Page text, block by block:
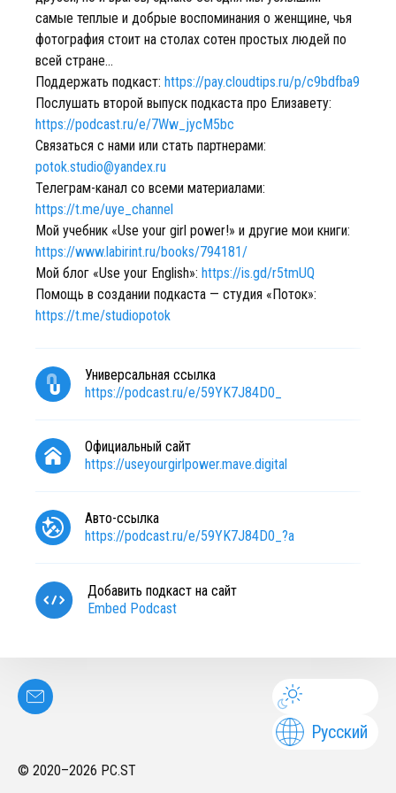
самые теплые и добрые воспоминания о женщине, чья
фотография стоит на столах сотен простых людей по
всей стране...
Поддержать подкаст: https://pay.cloudtips.ru/p/c9bdfba9
Послушать второй выпуск подкаста про Елизавету:
https://podcast.ru/e/7Ww_jycM5bc
Связаться с нами или стать партнерами:
potok.studio@yandex.ru
Телеграм-канал со всеми материалами:
https://t.me/uye_channel
Мой учебник «Use your girl power!» и другие мои книги:
https://www.labirint.ru/books/794181/
Мой блог «Use your English»: https://is.gd/r5tmUQ
Помощь в создании подкаста — студия «Поток»:
https://t.me/studiopotok
Универсальная ссылка
https://podcast.ru/e/59YK7J84D0_
Официальный сайт
https://useyourgirlpower.mave.digital
Авто-ссылка
https://podcast.ru/e/59YK7J84D0_?a
Добавить подкаст на сайт
Embed Podcast
Русский
© 2020–2026 PC.ST